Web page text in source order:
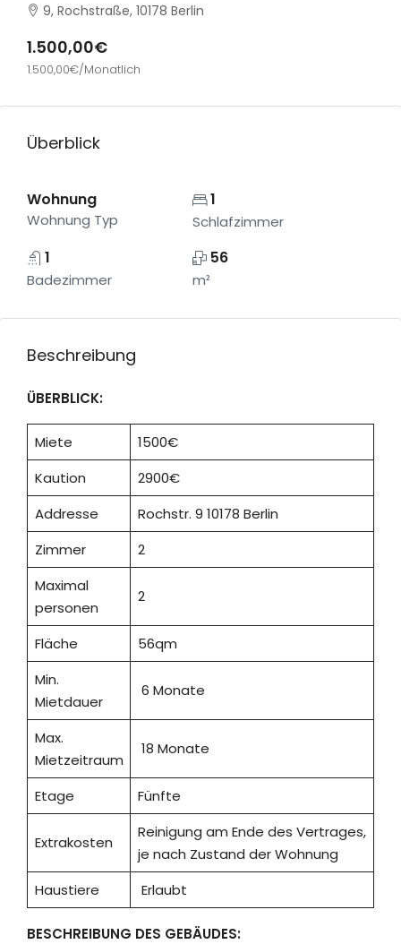
9, Rochstraße, 10178 Berlin
1.500,00€
1.500,00€/Monatlich
Überblick
Wohnung
Wohnung Typ
1
Schlafzimmer
1
Badezimmer
56
m²
Beschreibung
ÜBERBLICK:
Miete
1500€
Kaution
2900€
Addresse
Rochstr. 9 10178 Berlin
Zimmer
2
Maximal
personen
2
Fläche
56qm
Min.
Mietdauer
6 Monate
Max.
Mietzeitraum
18 Monate
Etage Fünfte
Extrakosten
Reinigung am Ende des Vertrages,
je nach Zustand der Wohnung
Haustiere
Erlaubt
BESCHREIBUNG DES GEBÄUDES: